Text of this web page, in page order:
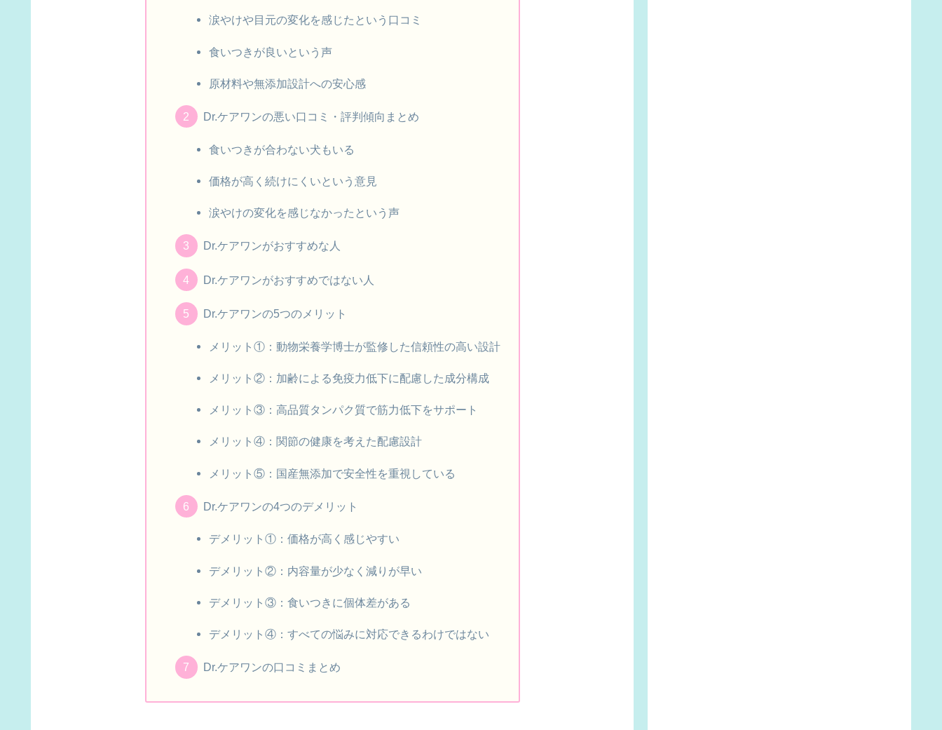
涙やけや目元の変化を感じたという口コミ
食いつきが良いという声
原材料や無添加設計への安心感
Dr.ケアワンの悪い口コミ・評判傾向まとめ
食いつきが合わない犬もいる
価格が高く続けにくいという意見
涙やけの変化を感じなかったという声
Dr.ケアワンがおすすめな人
Dr.ケアワンがおすすめではない人
Dr.ケアワンの5つのメリット
メリット①：動物栄養学博士が監修した信頼性の高い設計
メリット②：加齢による免疫力低下に配慮した成分構成
メリット③：高品質タンパク質で筋力低下をサポート
メリット④：関節の健康を考えた配慮設計
メリット⑤：国産無添加で安全性を重視している
Dr.ケアワンの4つのデメリット
デメリット①：価格が高く感じやすい
デメリット②：内容量が少なく減りが早い
デメリット③：食いつきに個体差がある
デメリット④：すべての悩みに対応できるわけではない
Dr.ケアワンの口コミまとめ